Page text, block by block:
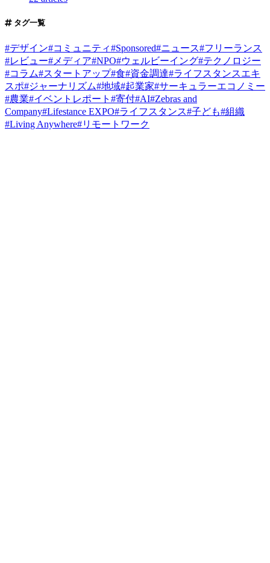
タグ一覧
#デザイン#コミュニティ#Sponsored#ニュース#フリーランス
#レビュー# メディア#NPO#ウェルビーイング#テクノロジー
#コラム#スタートアップ#食#資金調達#ライフスタンスエキ
スポ#ジャーナリズム#地域#起業家#サーキュラーエコノミー
#農業#イベントレポート #寄付#AI#Zebras and
Company#Lifestance EXPO#ライフスタンス#子ども#組織
#Living Anywhere#リモートワーク